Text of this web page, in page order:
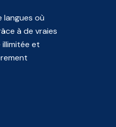
langues où
à de vraies
et